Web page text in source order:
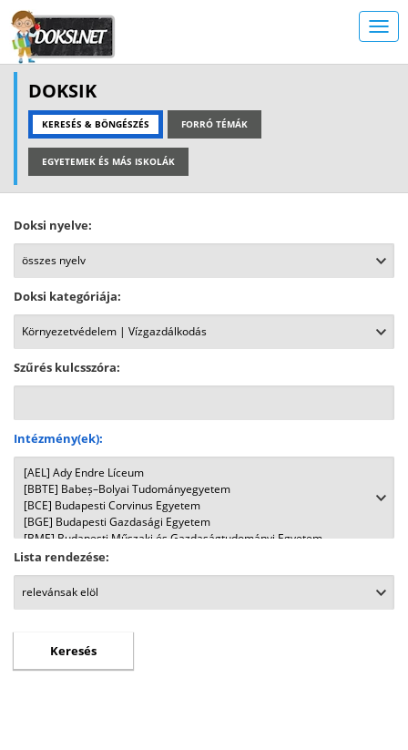
DOKSIK
KERESÉS & BÖNGÉSZÉS FORRÓ TÉMÁK
EGYETEMEK ÉS MÁS ISKOLÁK
Doksi nyelve:
Doksi kategóriája:
Szűrés kulcsszóra:
Intézmény(ek):
Lista rendezése: